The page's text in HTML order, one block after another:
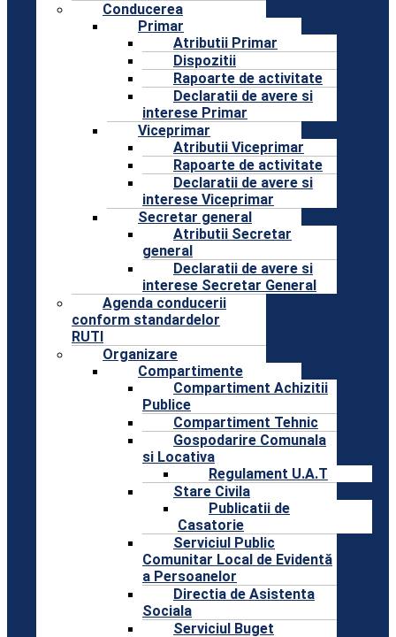
Conducerea
Primar
Atributii Primar
Dispozitii
Rapoarte de activitate
Declaratii de avere si
interese Primar
Viceprimar
Atributii Viceprimar
Rapoarte de activitate
Declaratii de avere si
interese Viceprimar
Secretar general
Atributii Secretar
general
Declaratii de avere si
interese Secretar General
Agenda conducerii
conform standardelor
RUTI
Organizare
Compartimente
Compartiment Achizitii
Publice
Compartiment Tehnic
Gospodarire Comunala
si Locativa
Regulament U.A.T
Stare Civila
Publicatii de
Casatorie
Serviciul Public
Comunitar Local de Evidentă
a Persoanelor
Directia de Asistenta
Sociala
Serviciul Buget